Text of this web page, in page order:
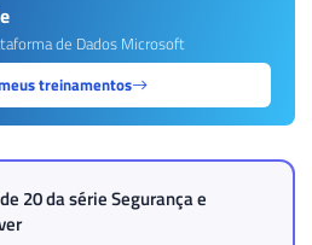
de Dados Microsoft
treinamentos
20 da sérieSegurança e